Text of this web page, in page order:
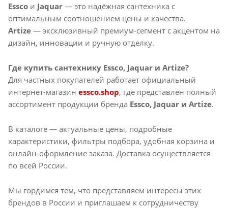
Essco и Jaquar — это надёжная сантехника с
оптимальным соотношением цены и качества.
Artize — эксклюзивный премиум-сегмент с акцентом на
дизайн, инновации и ручную отделку.
Где купить сантехнику Essco, Jaquar и Artize?
Для частных покупателей работает официальный
интернет-магазин essco.shop, где представлен полный
ассортимент продукции бренда Essco, Jaquar и Artize.
В каталоге — актуальные цены, подробные
характеристики, фильтры подбора, удобная корзина и
онлайн-оформление заказа. Доставка осуществляется
по всей России.
Мы гордимся тем, что представляем интересы этих
брендов в России и приглашаем к сотрудничеству